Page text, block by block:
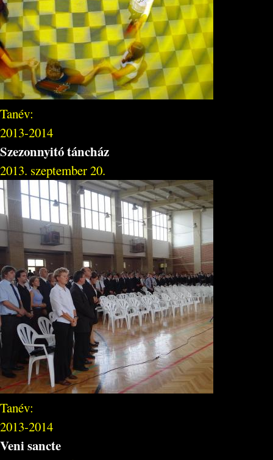
Tanév:
2013-2014
Szezonnyitó táncház
2013. szeptember 20.
Tanév:
2013-2014
Veni sancte